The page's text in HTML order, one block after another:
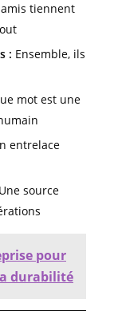
amis tiennent
: Ensemble, ils
mot est une
entrelace
Une source
pour
durabilité